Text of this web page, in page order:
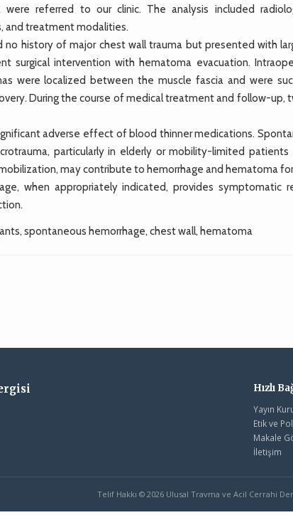
referred to our clinic. The analysis included
and treatment modalities.
no history of major chest wall trauma but presented with
surgical intervention with hematoma evacuation.
were localized between the muscle fascia and were
During the course of medical treatment and follow-up,
adverse effect of blood thinner medications.
particularly in elderly or mobility-limited
may contribute to hemorrhage and hematoma
when appropriately indicated, provides symptomatic
spontaneous hemorrhage, chest wall, hematoma
Hızlı
Yayın
Etik ve
Makale
İletişim
Telif Hakkı © 2026 Ulusal Travma ve Acil Cerrahi